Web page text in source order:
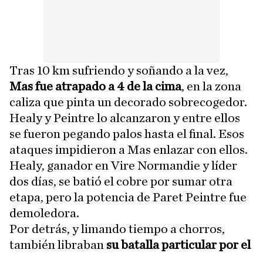
Tras 10 km sufriendo y soñando a la vez,
Mas fue atrapado a 4 de la cima, en la zona
caliza que pinta un decorado sobrecogedor.
Healy y Peintre lo alcanzaron y entre ellos
se fueron pegando palos hasta el final. Esos
ataques impidieron a Mas enlazar con ellos.
Healy, ganador en Vire Normandie y líder
dos días, se batió el cobre por sumar otra
etapa, pero la potencia de Paret Peintre fue
demoledora.
Por detrás, y limando tiempo a chorros,
también libraban su batalla particular por el